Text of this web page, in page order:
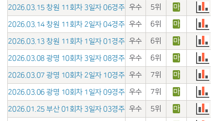
2026.03.15 창원 11회차 3일자 06경주 우수 5위 마
2026.03.14 창원 11회차 2일자 04경주 우수 6위 마
2026.03.13 창원 11회차 1일자 01경주 우수 6위 마
2026.03.08 광명 10회차 3일자 08경주 우수 6위 마
2026.03.07 광명 10회차 2일자 10경주 우수 7위 마
2026.03.06 광명 10회차 1일자 09경주 우수 7위 마
2026.01.25 부산 01회차 3일자 03경주 우수 5위 마